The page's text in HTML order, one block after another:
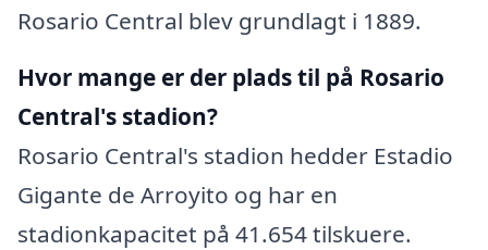
Rosario Central blev grundlagt i 1889.
Hvor mange er der plads til på Rosario
Central's stadion?
Rosario Central's stadion hedder Estadio
Gigante de Arroyito og har en
stadionkapacitet på 41.654 tilskuere.